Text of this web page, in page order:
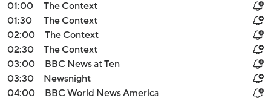
01:00
The Context
01:30
The Context
02:00
The Context
02:30
The Context
03:00
BBC News at Ten
03:30
Newsnight
04:00
BBC World News America